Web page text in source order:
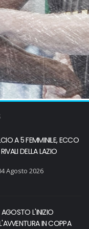
A 5 FEMMINILE, ECCO
RIVALI DELLA LAZIO
Agosto 2026
AGOSTO L'INIZIO
IN COPPA